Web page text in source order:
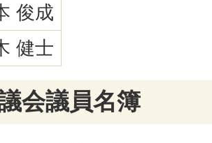
俊成
健士
会議員名簿